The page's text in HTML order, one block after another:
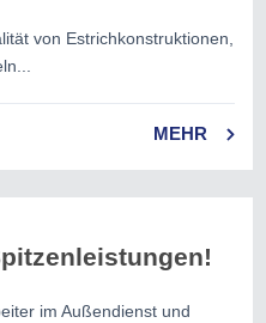
von Estrichkonstruktionen,
MEHR
im Außendienst und